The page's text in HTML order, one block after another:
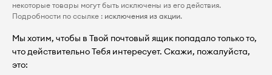
некоторые товары могут быть исключены из его действия.
Подробности по ссылке : исключения из акции.
Мы хотим, чтобы в Твой почтовый ящик попадало только то,
что действительно Тебя интересует. Скажи, пожалуйста,
это: